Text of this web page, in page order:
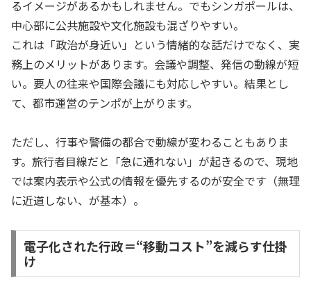
るイメージがあるかもしれません。でもシンガポールは、
中心部に公共施設や文化施設も混ざりやすい。
これは「政治が身近い」という情緒的な話だけでなく、実
務上のメリットがあります。会議や調整、発信の動線が短
い。要人の往来や国際会議にも対応しやすい。結果とし
て、都市運営のテンポが上がります。
ただし、行事や警備の都合で動線が変わることもありま
す。旅行者目線だと「急に通れない」が起きるので、現地
では案内表示や公式の情報を優先するのが安全です（無理
に近道しない、が基本）。
電子化された行政＝“移動コスト”を減らす仕掛
け